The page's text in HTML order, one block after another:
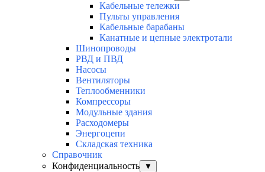
Кабельные тележки
Пульты управления
Кабельные барабаны
Канатные и цепные электротали
Шинопроводы
РВД и ПВД
Насосы
Вентиляторы
Теплообменники
Компрессоры
Модульные здания
Расходомеры
Энергоцепи
Складская техника
Справочник
Конфиденциальность
▼